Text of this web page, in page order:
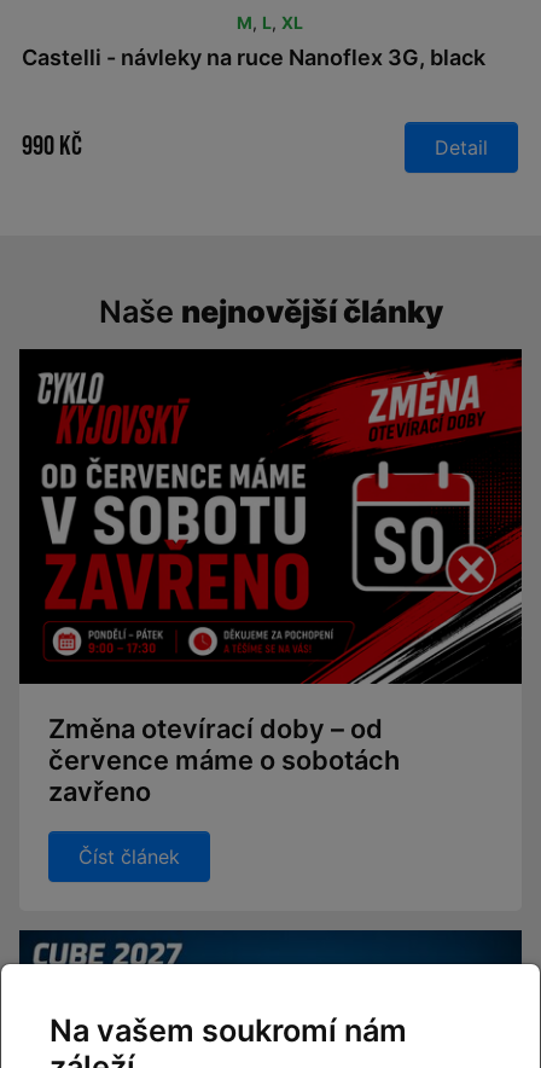
M, L, XL
Castelli - návleky na ruce Nanoflex 3G, black
990 Kč Detail
Naše nejnovější články
Změna otevírací doby – od
července máme o sobotách
zavřeno
Číst článek
Na vašem soukromí nám